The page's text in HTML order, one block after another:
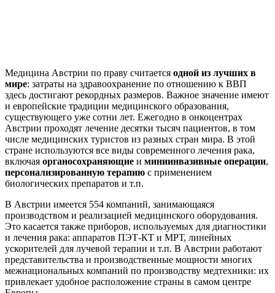
Медицина Австрии по праву считается одной из лучших в
мире: затраты на здравоохранение по отношению к ВВП
здесь достигают рекордных размеров. Важное значение имеют
и европейские традиции медицинского образования,
существующего уже сотни лет. Ежегодно в онкоцентрах
Австрии проходят лечение десятки тысяч пациентов, в том
числе медицинских туристов из разных стран мира. В этой
стране используются все виды современного лечения рака,
включая органосохраняющие и миниинвазивные операции,
персонализированную терапию с применением
биологических препаратов и т.п.
В Австрии имеется 554 компаний, занимающаяся
производством и реализацией медицинского оборудования.
Это касается также приборов, используемых для диагностики
и лечения рака: аппаратов ПЭТ-КТ и МРТ, линейных
ускорителей для лучевой терапии и т.п. В Австрии работают
представительства и производственные мощности многих
межнациональных компаний по производству медтехники: их
привлекает удобное расположение страны в самом центре